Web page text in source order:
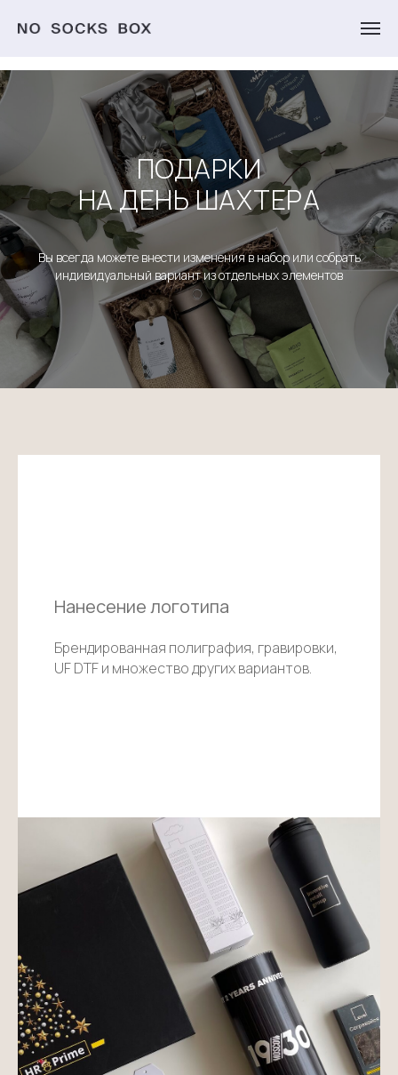
ПОДАРКИ
НА ДЕНЬ ШАХТЕРА
Вы всегда можете внести изменения в набор или собрать
индивидуальный вариант из отдельных элементов
Нанесение логотипа
Брендированная полиграфия, гравировки,
UF DTF и множество других вариантов.